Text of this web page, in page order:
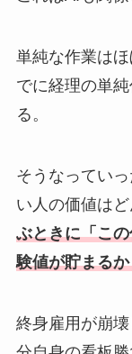
単純な作業は
でに経理の単
る。
そうなってい
い人の価値はど
ぶときに「こ
験値が貯まる
終身雇用が崩